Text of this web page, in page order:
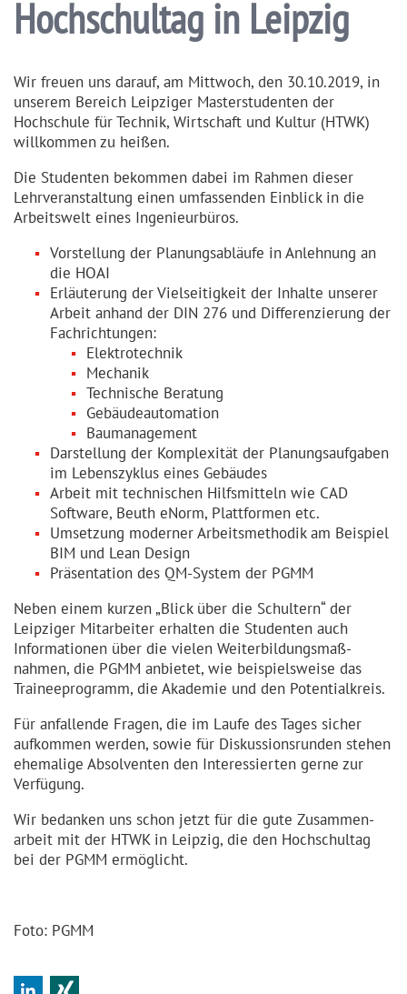
Hochschultag in Leipzig
Wir freuen uns darauf, am Mittwoch, den 30.10.2019, in
unserem Bereich Leipziger Master­stu­denten der
Hochschule für Technik, Wirtschaft und Kultur (HTWK)
willkommen zu heißen.
Die Studenten bekommen dabei im Rahmen dieser
Lehrver­an­staltung einen umfassenden Einblick in die
Arbeitswelt eines Ingenieurbüros.
Vorstellung der Planungsabläufe in Anlehnung an
die HOAI
Erläuterung der Vielseitigkeit der Inhalte unserer
Arbeit anhand der DIN 276 und Differenzierung der
Fachrichtungen:
Elektrotechnik
Mechanik
Technische Beratung
Gebäudeautomation
Baumanagement
Darstellung der Komplexität der Planungsaufgaben
im Lebenszyklus eines Gebäudes
Arbeit mit technischen Hilfsmitteln wie CAD
Software, Beuth eNorm, Plattformen etc.
Umsetzung moderner Arbeitsmethodik am Beispiel
BIM und Lean Design
Präsentation des QM-System der PGMM
Neben einem kurzen „Blick über die Schultern“ der
Leipziger Mitarbeiter erhalten die Studenten auch
Informa­tionen über die vielen Weiter­bil­dungs­maß­
nahmen, die PGMM anbietet, wie beispielsweise das
Trainee­programm, die Akademie und den Potenti­alkreis.
Für anfallende Fragen, die im Laufe des Tages sicher
aufkommen werden, sowie für Diskus­si­ons­runden stehen
ehemalige Absolventen den Interes­sierten gerne zur
Verfügung.
Wir bedanken uns schon jetzt für die gute Zusammen­
arbeit mit der HTWK in Leipzig, die den Hochschultag
bei der PGMM ermöglicht.
Foto: PGMM
LinkedIn